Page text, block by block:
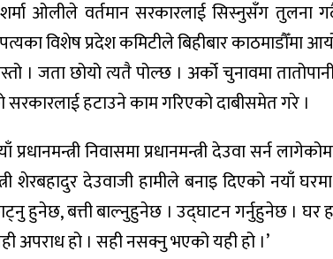
ओलीले वर्तमान सरकारलाई सिस्नुसँग तुलना
विशेष प्रदेश कमिटीले बिहीबार काठमाडौँमा
जता छोयो त्यतै पोल्छ । अर्को चुनावमा तातोपानी
हटाउने काम गरिएको दाबीसमेत गरे ।
निवासमा प्रधानमन्त्री देउवा सर्न
शेरबहादुर देउवाजी हामीले बनाइ दिएको नयाँ
हुनेछ, बत्ती बाल्नुहुनेछ । उद्घाटन गर्नुहुनेछ । घर
अपराध हो । सही नसक्नु भएको यही हो ।’